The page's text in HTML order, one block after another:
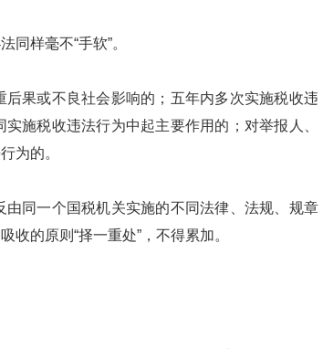
样毫不“手软”。
果或不良社会影响的；五年内多次实施税收违
施税收违法行为中起主要作用的；对举报人、
为的。
同一个国税机关实施的不同法律、法规、规章
的原则“择一重处”，不得累加。